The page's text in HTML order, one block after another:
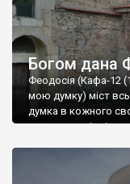
Богом дана
Феодосія (Кафа-12
мою думку) міст
думка в кожного
запрошую